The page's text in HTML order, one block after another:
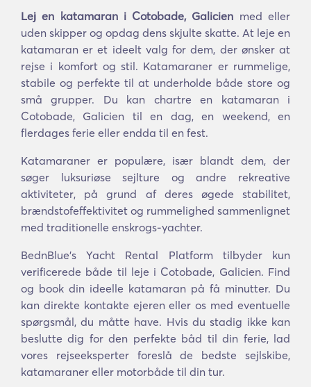
Lej en katamaran i Cotobade, Galicien med eller
uden skipper og opdag dens skjulte skatte. At leje en
katamaran er et ideelt valg for dem, der ønsker at
rejse i komfort og stil. Katamaraner er rummelige,
stabile og perfekte til at underholde både store og
små grupper. Du kan chartre en katamaran i
Cotobade, Galicien til en dag, en weekend, en
flerdages ferie eller endda til en fest.
Katamaraner er populære, især blandt dem, der
søger luksuriøse sejlture og andre rekreative
aktiviteter, på grund af deres øgede stabilitet,
brændstofeffektivitet og rummelighed sammenlignet
med traditionelle enskrogs-yachter.
BednBlue's Yacht Rental Platform tilbyder kun
verificerede både til leje i Cotobade, Galicien. Find
og book din ideelle katamaran på få minutter. Du
kan direkte kontakte ejeren eller os med eventuelle
spørgsmål, du måtte have. Hvis du stadig ikke kan
beslutte dig for den perfekte båd til din ferie, lad
vores rejseeksperter foreslå de bedste sejlskibe,
katamaraner eller motorbåde til din tur.